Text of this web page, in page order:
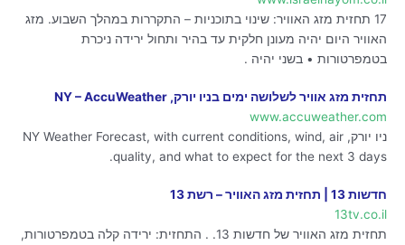
17 תחזית מזג האוויר: שינוי בתוכניות – התקררות במהלך השבוע. מזג
האוויר היום יהיה מעונן חלקית עד בהיר ותחול ירידה ניכרת
בטמפרטורות • בשני יהיה .
תחזית מזג אוויר לשלושה ימים בניו יורק, NY – AccuWeather
www.accuweather.com
ניו יורק, NY Weather Forecast, with current conditions, wind, air
quality, and what to expect for the next 3 days.
חדשות 13 | תחזית מזג האוויר – רשת 13
13tv.co.il
תחזית מזג האוויר של חדשות 13. . התחזית: ירידה קלה בטמפרטורות,